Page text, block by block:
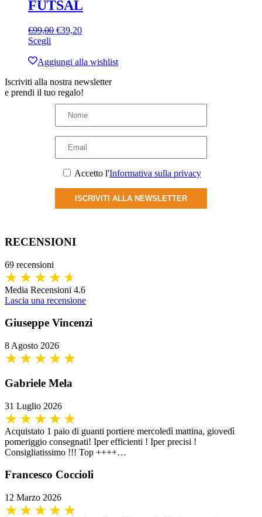
pagina
del
FUTSAL
€99,00 Il
era:
€39,20Il
è:
Scegli
ha
varianti.
Le
opzioni
possono
essere
scelte
pagina
prodotto
Aggiungi alla wishlist
Iscriviti alla nostra newsletter
e prendi il tuo regalo!
Accetto l'Informativa sulla privacy
ISCRIVITI ALLA NEWSLETTER
RECENSIONI
69 recensioni
Media Recensioni 4.6
Lascia una recensione
Giuseppe Vincenzi
8 Agosto 2026
Gabriele Mela
31 Luglio 2026
Acquistato 1 paio di guanti portiere mercoledì mattina, giovedì
pomeriggio consegnati! Iper efficienti ! Iper precisi !
Consigliatissimo !!! Top ++++…
Francesco Coccioli
12 Marzo 2026